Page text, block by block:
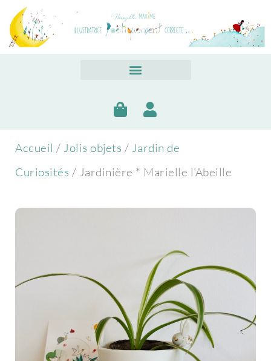
Accueil / Jolis objets / Jardin de
Curiosités / Jardinière * Marielle l’Abeille